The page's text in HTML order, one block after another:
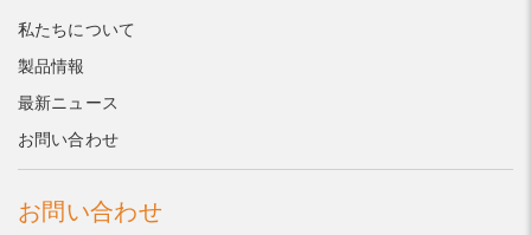
私たちについて
製品情報
最新ニュース
お問い合わせ
お問い合わせ